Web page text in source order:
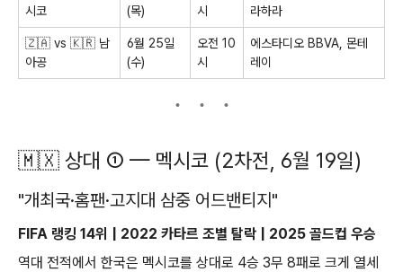
시코
(목)
시
라하라
🇿🇦 vs 🇰🇷 남
아공
6월 25일
(수)
오전 10
시
에스타디오 BBVA, 몬테
레이
🇲🇽 상대 ① — 멕시코 (2차전, 6월 19일)
"개최국·홈팬·고지대 삼중 어드밴티지"
FIFA 랭킹 14위 | 2022 카타르 조별 탈락 | 2025 골드컵 우승
역대 전적에서 한국은 멕시코를 상대로 4승 3무 8패로 크게 열세